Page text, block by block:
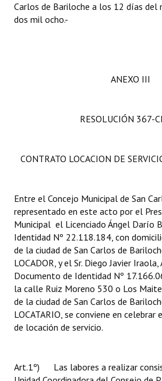
Carlos de Bariloche a los 12 días del
dos mil ocho.-
ANEXO III
RESOLUCIÓN 367-
CONTRATO LOCACION DE
Entre el Concejo Municipal de San
representado en este acto por el
Municipal el Licenciado Ángel Darío
Identidad Nº 22.118.184, con
de la ciudad de San Carlos de
LOCADOR, y el Sr. Diego Javier
Documento de Identidad Nº
la calle Ruiz Moreno 530 o Los
de la ciudad de San Carlos de
LOCATARIO, se conviene en
de locación de servicio.
Art.1º) Las labores a realizar